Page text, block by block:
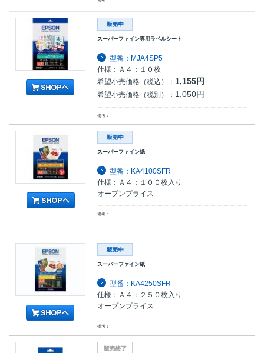
スーパーファイン専用ラベルシート
型番：MJA4SP5
仕様：Ａ４：１０枚
希望小売価格（税込）： 1,155円
希望小売価格（税別）： 1,050円
備考：
スーパーファイン紙
型番：KA4100SFR
仕様：Ａ４：１００枚入り
オープンプライス
備考：
スーパーファイン紙
型番：KA4250SFR
仕様：Ａ４：２５０枚入り
オープンプライス
備考：